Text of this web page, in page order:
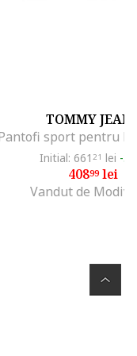
TOMMY
Initial: 661 21 lei -
40899lei
Vandut de